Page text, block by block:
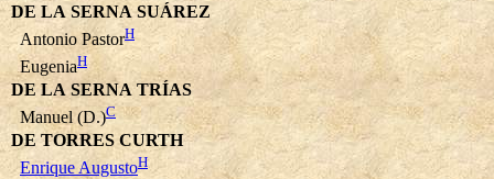
DE LA SERNA SUÁREZ
Antonio PastorH
EugeniaH
DE LA SERNA TRÍAS
Manuel (D.)C
DE TORRES CURTH
Enrique AugustoH